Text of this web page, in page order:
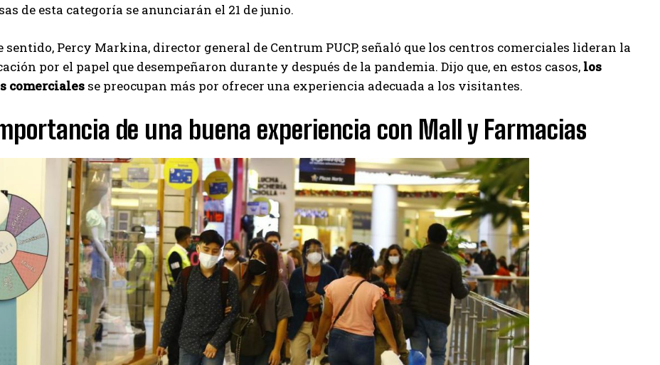
de esta categoría se anunciarán el 21 de junio.
sentido, Percy Markina, director general de Centrum PUCP, señaló que los centros comerciales lideran la
por el papel que desempeñaron durante y después de la pandemia. Dijo que, en estos casos, los
comerciales se preocupan más por ofrecer una experiencia adecuada a los visitantes.
de una buena experiencia con Mall y Farmacias